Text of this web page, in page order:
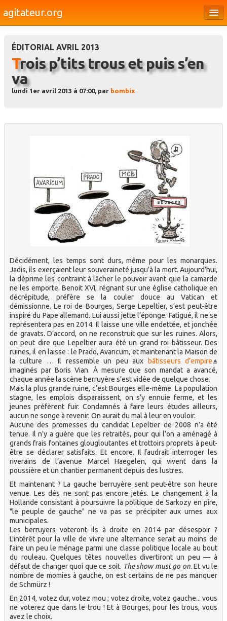
agitateur.org
Bourges & le Cher
Société
Culture
ÉDITORIAL AVRIL 2013
Trois p’tits trous et puis s’en
va
lundi 1er avril 2013 à 07:00, par bombix
Décidément, les temps sont durs, même pour les monarques.
Jadis, ils exerçaient leur souveraineté jusqu’à la mort. Aujourd’hui,
la déprime les contraint à lâcher le pouvoir avant que la camarde
ne les emporte. Benoit XVI, régnant sur une église catholique en
décrépitude, préfère se la couler douce au Vatican et
démissionne. Le roi de Bourges, Serge Lepeltier, s’est peut-être
inspiré du Pape allemand. Lui aussi jette l’éponge. Fatigué, il ne se
représentera pas en 2014. Il laisse une ville endettée, et jonchée
de gravats. D’accord, on ne reconstruit que sur les ruines. Alors,
on peut dire que Lepeltier aura été un grand roi bâtisseur. Des
ruines, il en laisse : le Prado, Avaricum, et maintenant la Maison de
la culture … Il ressemble un peu aux
bâtisseurs d’empire
imaginés par Boris Vian. À mesure que son mandat a avancé,
chaque année la scène berruyère s’est vidée de quelque chose.
Mais la plus grande ruine, c’est Bourges elle-même. La population
stagne, les emplois disparaissent, on s’y ennuie ferme, et les
jeunes préfèrent fuir. Condamnés à faire leurs études ailleurs,
aucun ne songe à revenir. On aurait du mal à leur en vouloir.
Aucune des promesses du candidat Lepeltier de 2008 n’a été
tenue. Il n’y a guère que les retraités, pour qui l’on a aménagé à
grands frais fontaines glougloutantes et trottoirs proprets à peut-
être se déclarer satisfaits. Et encore. Il faudrait interroger les
riverains de l’avenue Marcel Haegelen, qui vivent dans la
poussière et un chantier permanent depuis des lustres.
Et maintenant ? La gauche berruyère sent peut-être son heure
venue. Les dés ne sont pas encore jetés. Le changement à la
Hollande consistant à poursuivre la politique de Sarkozy en pire,
"le peuple de gauche" ne va pas se précipiter aux urnes aux
municipales.
Les berruyers voteront ils à droite en 2014 par désespoir ?
L’intérêt pour la ville de vivre une alternance serait au moins de
faire un peu le ménage parmi une classe politique locale au bout
du rouleau. Quelques têtes nouvelles divertiront un peu — à
défaut de changer quoi que ce soit. The show must go on. Et vu le
nombre de momies à gauche, on est certains de ne pas manquer
de Schmürz !
En 2014, votez dur, votez mou ; votez droite, votez gauche... vous
ne voterez que dans le trou ! Et à Bourges, pour les trous, vous
avez le choix.